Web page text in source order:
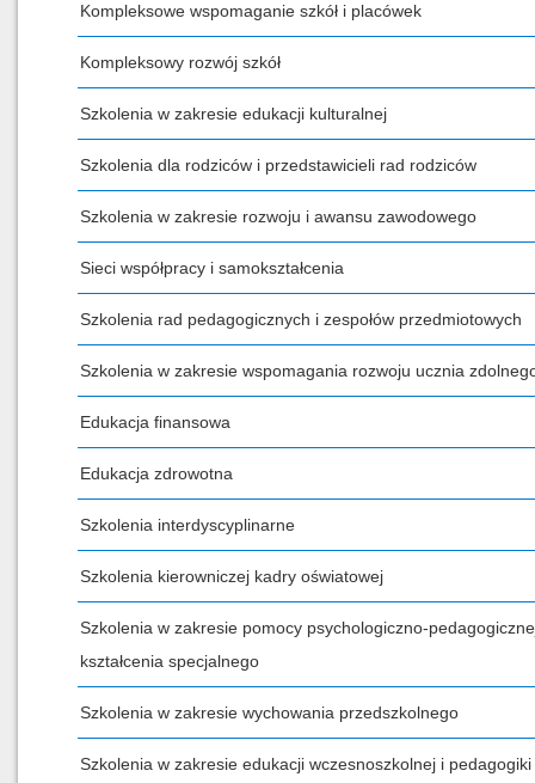
Kompleksowe wspomaganie szkół i placówek
Kompleksowy rozwój szkół
Szkolenia w zakresie edukacji kulturalnej
Szkolenia dla rodziców i przedstawicieli rad rodziców
Szkolenia w zakresie rozwoju i awansu zawodowego
Sieci współpracy i samokształcenia
Szkolenia rad pedagogicznych i zespołów przedmiotowych
Szkolenia w zakresie wspomagania rozwoju ucznia
Edukacja finansowa
Edukacja zdrowotna
Szkolenia interdyscyplinarne
Szkolenia kierowniczej kadry oświatowej
Szkolenia w zakresie pomocy psychologiczno-
kształcenia specjalnego
Szkolenia w zakresie wychowania przedszkolnego
Szkolenia w zakresie edukacji wczesnoszkolnej i pedagogiki